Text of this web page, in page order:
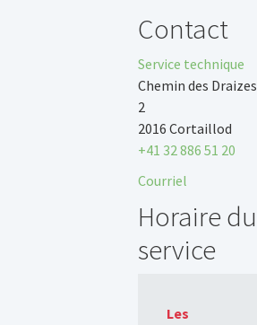
Contact
Service technique
Chemin des Draizes
2
2016 Cortaillod
+41 32 886 51 20
Courriel
Horaire du
service
Les